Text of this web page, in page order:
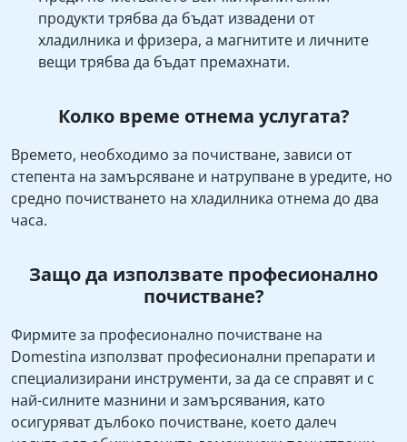
продукти трябва да бъдат извадени от
хладилника и фризера, а магнитите и личните
вещи трябва да бъдат премахнати.
Колко време отнема услугата?
Времето, необходимо за почистване, зависи от
степента на замърсяване и натрупване в уредите, но
средно почистването на хладилника отнема до два
часа.
Защо да използвате професионално
почистване?
Фирмите за професионално почистване на
Domestina използват професионални препарати и
специализирани инструменти, за да се справят и с
най-силните мазнини и замърсявания, като
осигуряват дълбоко почистване, което далеч